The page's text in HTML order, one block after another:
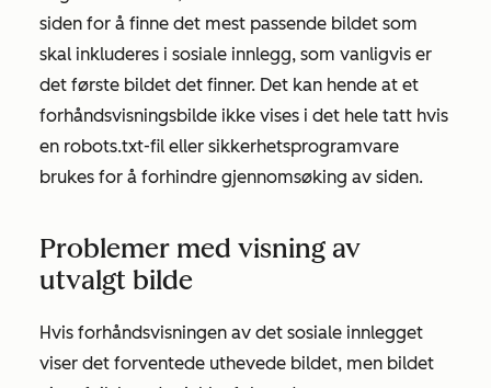
siden for å finne det mest passende bildet som
skal inkluderes i sosiale innlegg, som vanligvis er
det første bildet det finner. Det kan hende at et
forhåndsvisningsbilde ikke vises i det hele tatt hvis
en robots.txt-fil eller sikkerhetsprogramvare
brukes for å forhindre gjennomsøking av siden.
Problemer med visning av
utvalgt bilde
Hvis forhåndsvisningen av det sosiale innlegget
viser det forventede uthevede bildet, men bildet